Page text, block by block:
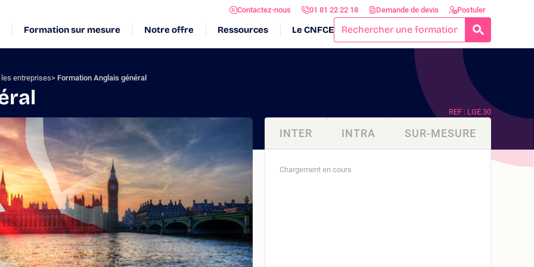
Contactez-nous 01 81 22 22 18 Demande de devis Postuler
Formation sur mesure Notre offre Ressources Le CNFCE
entreprises Formation Anglais général
REF : LGE.30
INTER INTRA SUR-MESURE